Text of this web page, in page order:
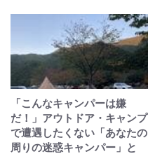
「こんなキャンパーは嫌
だ！」アウトドア・キャンプ
で遭遇したくない「あなたの
周りの迷惑キャンパー」と